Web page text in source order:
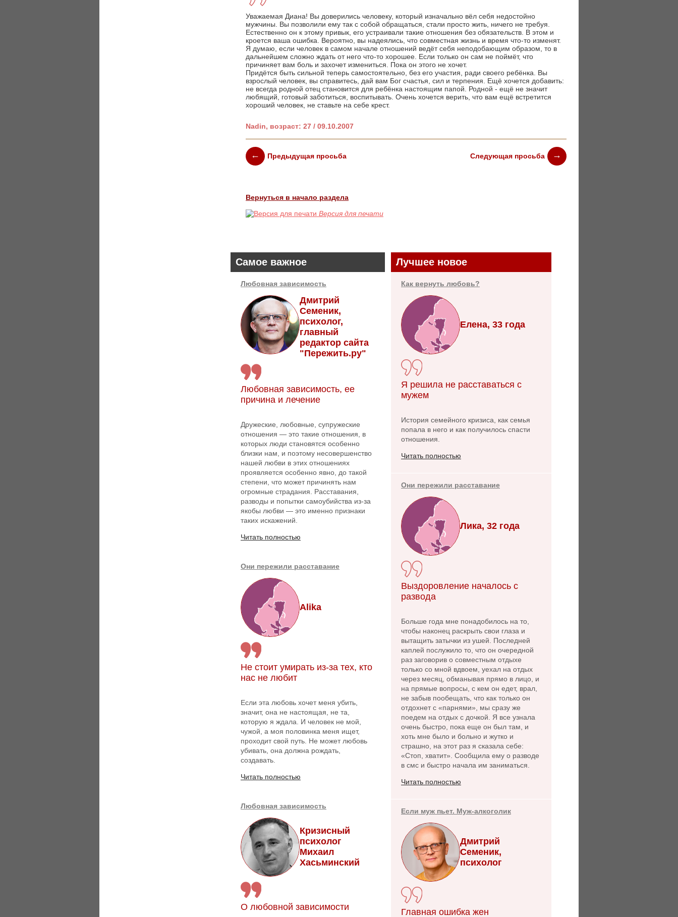
Уважаемая Диана! Вы доверились человеку, который изначально вёл себя недостойно
мужчины. Вы позволили ему так с собой обращаться, стали просто жить, ничего не требуя.
Естественно он к этому привык, его устраивали такие отношения без обязательств. В этом и
кроется ваша ошибка. Вероятно, вы надеялись, что совместная жизнь и время что-то изменят.
Я думаю, если человек в самом начале отношений ведёт себя неподобающим образом, то в
дальнейшем сложно ждать от него что-то хорошее. Если только он сам не поймёт, что
причиняет вам боль и захочет измениться. Пока он этого не хочет.
Придётся быть сильной теперь самостоятельно, без его участия, ради своего ребёнка. Вы
взрослый человек, вы справитесь, дай вам Бог счастья, сил и терпения. Ещё хочется добавить:
не всегда родной отец становится для ребёнка настоящим папой. Родной - ещё не значит
любящий, готовый заботиться, воспитывать. Очень хочется верить, что вам ещё встретится
хороший человек, не ставьте на себе крест.
Nadin, возраст: 27 / 09.10.2007
Предыдущая просьба Следующая просьба
Вернуться в начало раздела
Версия для печати
Самое важное
Любовная зависимость
Дмитрий
Семеник,
психолог,
главный
редактор сайта
"Пережить.ру"
Любовная зависимость, ее
причина и лечение
Дружеские, любовные, супружеские
отношения — это такие отношения, в
которых люди становятся особенно
близки нам, и поэтому несовершенство
нашей любви в этих отношениях
проявляется особенно явно, до такой
степени, что может причинять нам
огромные страдания. Расставания,
разводы и попытки самоубийства из-за
якобы любви — это именно признаки
таких искажений.
Читать полностью
Они пережили расставание
Alika
Не стоит умирать из-за тех, кто
нас не любит
Если эта любовь хочет меня убить,
значит, она не настоящая, не та,
которую я ждала. И человек не мой,
чужой, а моя половинка меня ищет,
проходит свой путь. Не может любовь
убивать, она должна рождать,
создавать.
Читать полностью
Любовная зависимость
Кризисный
психолог
Михаил
Хасьминский
О любовной зависимости
Лучшее новое
Как вернуть любовь?
Елена, 33 года
Я решила не расставаться с
мужем
История семейного кризиса, как семья
попала в него и как получилось спасти
отношения.
Читать полностью
Они пережили расставание
Лика, 32 года
Выздоровление началось с
развода
Больше года мне понадобилось на то,
чтобы наконец раскрыть свои глаза и
вытащить затычки из ушей. Последней
каплей послужило то, что он очередной
раз заговорив о совместным отдыхе
только со мной вдвоем, уехал на отдых
через месяц, обманывая прямо в лицо, и
на прямые вопросы, с кем он едет, врал,
не забыв пообещать, что как только он
отдохнет с «парнями», мы сразу же
поедем на отдых с дочкой. Я все узнала
очень быстро, пока еще он был там, и
хоть мне было и больно и жутко и
страшно, на этот раз я сказала себе:
«Стоп, хватит». Сообщила ему о разводе
в смс и быстро начала им заниматься.
Читать полностью
Если муж пьет. Муж-алкоголик
Дмитрий
Семеник,
психолог
Главная ошибка жен